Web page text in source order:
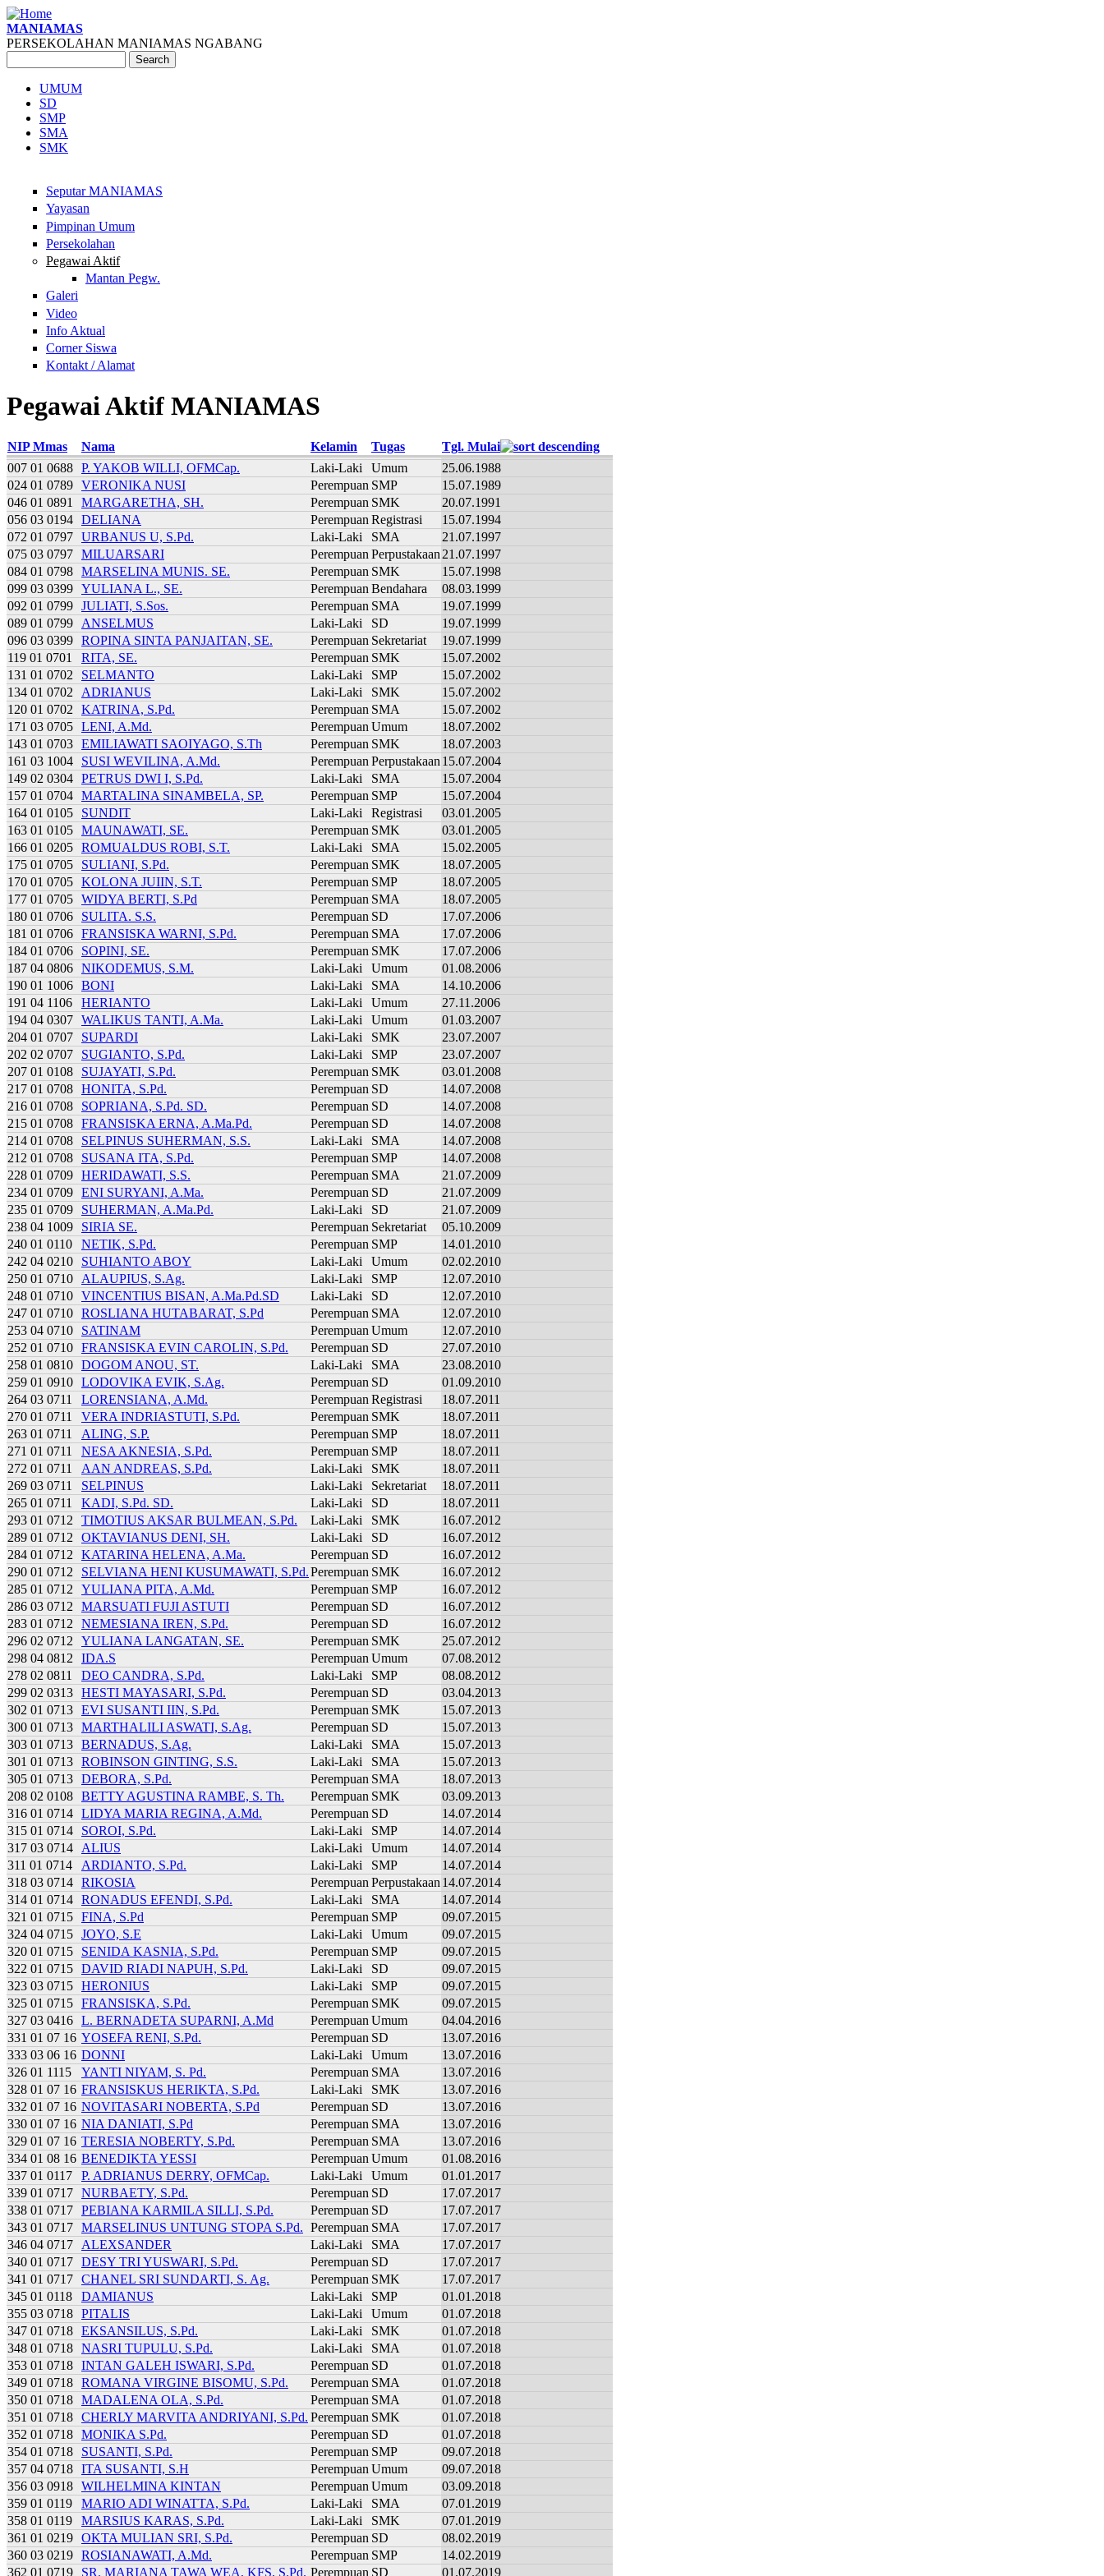
Skip to main content
MANIAMAS
PERSEKOLAHAN MANIAMAS NGABANG
Main menu
UMUM
SD
SMP
SMA
SMK
Seputar MANIAMAS
Yayasan
Pimpinan Umum
Persekolahan
Pegawai Aktif
Mantan Pegw.
Galeri
Video
Info Aktual
Corner Siswa
Kontakt / Alamat
Pegawai Aktif MANIAMAS
NIP Mmas Nama Kelamin Tugas
Tgl. Mulai
007 01 0688 P. YAKOB WILLI, OFMCap. Laki-Laki Umum
25.06.1988
024 01 0789 VERONIKA NUSI Perempuan SMP
15.07.1989
046 01 0891
MARGARETHA, SH. Perempuan SMK
20.07.1991
056 03 0194 DELIANA Perempuan Registrasi
15.07.1994
072 01 0797 URBANUS U, S.Pd. Laki-Laki SMA
21.07.1997
075 03 0797 MILUARSARI Perempuan Perpustakaan 21.07.1997
084 01 0798 MARSELINA MUNIS. SE. Perempuan SMK
15.07.1998
099 03 0399 YULIANA L., SE. Perempuan Bendahara
08.03.1999
092 01 0799 JULIATI, S.Sos. Perempuan SMA
19.07.1999
089 01 0799
ANSELMUS Laki-Laki SD
19.07.1999
096 03 0399 ROPINA SINTA PANJAITAN, SE. Perempuan Sekretariat
19.07.1999
119 01 0701
RITA, SE. Perempuan SMK
15.07.2002
131 01 0702
SELMANTO Laki-Laki SMP
15.07.2002
134 01 0702
ADRIANUS Laki-Laki SMK
15.07.2002
120 01 0702
KATRINA, S.Pd. Perempuan SMA
15.07.2002
171 03 0705 LENI, A.Md. Perempuan Umum
18.07.2002
143 01 0703 EMILIAWATI SAOIYAGO, S.Th Perempuan SMK
18.07.2003
161 03 1004
SUSI WEVILINA, A.Md. Perempuan Perpustakaan 15.07.2004
149 02 0304 PETRUS DWI I, S.Pd. Laki-Laki SMA
15.07.2004
157 01 0704 MARTALINA SINAMBELA, SP. Perempuan SMP
15.07.2004
164 01 0105
SUNDIT Laki-Laki Registrasi
03.01.2005
163 01 0105 MAUNAWATI, SE. Perempuan SMK
03.01.2005
166 01 0205 ROMUALDUS ROBI, S.T. Laki-Laki SMA
15.02.2005
175 01 0705
SULIANI, S.Pd. Perempuan SMK
18.07.2005
170 01 0705 KOLONA JUIIN, S.T. Perempuan SMP
18.07.2005
177 01 0705 WIDYA BERTI, S.Pd Perempuan SMA
18.07.2005
180 01 0706
SULITA. S.S. Perempuan SD
17.07.2006
181 01 0706 FRANSISKA WARNI, S.Pd. Perempuan SMA
17.07.2006
184 01 0706
SOPINI, SE. Perempuan SMK
17.07.2006
187 04 0806 NIKODEMUS, S.M. Laki-Laki Umum
01.08.2006
190 01 1006 BONI Laki-Laki SMA
14.10.2006
191 04 1106
HERIANTO Laki-Laki Umum
27.11.2006
194 04 0307 WALIKUS TANTI, A.Ma. Laki-Laki Umum
01.03.2007
204 01 0707
SUPARDI Laki-Laki SMK
23.07.2007
202 02 0707
SUGIANTO, S.Pd. Laki-Laki SMP
23.07.2007
207 01 0108
SUJAYATI, S.Pd. Perempuan SMK
03.01.2008
217 01 0708 HONITA, S.Pd. Perempuan SD
14.07.2008
216 01 0708
SOPRIANA, S.Pd. SD. Perempuan SD
14.07.2008
215 01 0708 FRANSISKA ERNA, A.Ma.Pd. Perempuan SD
14.07.2008
214 01 0708
SELPINUS SUHERMAN, S.S. Laki-Laki SMA
14.07.2008
212 01 0708
SUSANA ITA, S.Pd. Perempuan SMP
14.07.2008
228 01 0709 HERIDAWATI, S.S. Perempuan SMA
21.07.2009
234 01 0709 ENI SURYANI, A.Ma. Perempuan SD
21.07.2009
235 01 0709
SUHERMAN, A.Ma.Pd. Laki-Laki SD
21.07.2009
238 04 1009
SIRIA SE. Perempuan Sekretariat
05.10.2009
240 01 0110
NETIK, S.Pd. Perempuan SMP
14.01.2010
242 04 0210
SUHIANTO ABOY Laki-Laki Umum
02.02.2010
250 01 0710
ALAUPIUS, S.Ag. Laki-Laki SMP
12.07.2010
248 01 0710 VINCENTIUS BISAN, A.Ma.Pd.SD Laki-Laki SD
12.07.2010
247 01 0710 ROSLIANA HUTABARAT, S.Pd Perempuan SMA
12.07.2010
253 04 0710
SATINAM Perempuan Umum
12.07.2010
252 01 0710 FRANSISKA EVIN CAROLIN, S.Pd. Perempuan SD
27.07.2010
258 01 0810 DOGOM ANOU, ST. Laki-Laki SMA
23.08.2010
259 01 0910 LODOVIKA EVIK, S.Ag. Perempuan SD
01.09.2010
264 03 0711
LORENSIANA, A.Md. Perempuan Registrasi
18.07.2011
270 01 0711
VERA INDRIASTUTI, S.Pd. Perempuan SMK
18.07.2011
263 01 0711
ALING, S.P. Perempuan SMP
18.07.2011
271 01 0711
NESA AKNESIA, S.Pd. Perempuan SMP
18.07.2011
272 01 0711
AAN ANDREAS, S.Pd. Laki-Laki SMK
18.07.2011
269 03 0711
SELPINUS Laki-Laki Sekretariat
18.07.2011
265 01 0711
KADI, S.Pd. SD. Laki-Laki SD
18.07.2011
293 01 0712
TIMOTIUS AKSAR BULMEAN, S.Pd. Laki-Laki SMK
16.07.2012
289 01 0712
OKTAVIANUS DENI, SH. Laki-Laki SD
16.07.2012
284 01 0712
KATARINA HELENA, A.Ma. Perempuan SD
16.07.2012
290 01 0712
SELVIANA HENI KUSUMAWATI, S.Pd.Perempuan SMK
16.07.2012
285 01 0712
YULIANA PITA, A.Md. Perempuan SMP
16.07.2012
286 03 0712
MARSUATI FUJI ASTUTI Perempuan SD
16.07.2012
283 01 0712
NEMESIANA IREN, S.Pd. Perempuan SD
16.07.2012
296 02 0712
YULIANA LANGATAN, SE. Perempuan SMK
25.07.2012
298 04 0812
IDA.S Perempuan Umum
07.08.2012
278 02 0811
DEO CANDRA, S.Pd. Laki-Laki SMP
08.08.2012
299 02 0313 HESTI MAYASARI, S.Pd. Perempuan SD
03.04.2013
302 01 0713 EVI SUSANTI IIN, S.Pd. Perempuan SMK
15.07.2013
300 01 0713 MARTHALILI ASWATI, S.Ag. Perempuan SD
15.07.2013
303 01 0713 BERNADUS, S.Ag. Laki-Laki SMA
15.07.2013
301 01 0713 ROBINSON GINTING, S.S. Laki-Laki SMA
15.07.2013
305 01 0713 DEBORA, S.Pd. Perempuan SMA
18.07.2013
208 02 0108 BETTY AGUSTINA RAMBE, S. Th. Perempuan SMK
03.09.2013
316 01 0714 LIDYA MARIA REGINA, A.Md. Perempuan SD
14.07.2014
315 01 0714
SOROI, S.Pd. Laki-Laki SMP
14.07.2014
317 03 0714
ALIUS Laki-Laki Umum
14.07.2014
311 01 0714
ARDIANTO, S.Pd. Laki-Laki SMP
14.07.2014
318 03 0714 RIKOSIA Perempuan Perpustakaan 14.07.2014
314 01 0714 RONADUS EFENDI, S.Pd. Laki-Laki SMA
14.07.2014
321 01 0715 FINA, S.Pd Perempuan SMP
09.07.2015
324 04 0715 JOYO, S.E Laki-Laki Umum
09.07.2015
320 01 0715
SENIDA KASNIA, S.Pd. Perempuan SMP
09.07.2015
322 01 0715 DAVID RIADI NAPUH, S.Pd. Laki-Laki SD
09.07.2015
323 03 0715 HERONIUS Laki-Laki SMP
09.07.2015
325 01 0715 FRANSISKA, S.Pd. Perempuan SMK
09.07.2015
327 03 0416 L. BERNADETA SUPARNI, A.Md Perempuan Umum
04.04.2016
331 01 07 16 YOSEFA RENI, S.Pd. Perempuan SD
13.07.2016
333 03 06 16 DONNI Laki-Laki Umum
13.07.2016
326 01 1115
YANTI NIYAM, S. Pd. Perempuan SMA
13.07.2016
328 01 07 16 FRANSISKUS HERIKTA, S.Pd. Laki-Laki SMK
13.07.2016
332 01 07 16 NOVITASARI NOBERTA, S.Pd Perempuan SD
13.07.2016
330 01 07 16 NIA DANIATI, S.Pd Perempuan SMA
13.07.2016
329 01 07 16 TERESIA NOBERTY, S.Pd. Perempuan SMA
13.07.2016
334 01 08 16 BENEDIKTA YESSI Perempuan Umum
01.08.2016
337 01 0117
P. ADRIANUS DERRY, OFMCap. Laki-Laki Umum
01.01.2017
339 01 0717 NURBAETY, S.Pd. Perempuan SD
17.07.2017
338 01 0717 PEBIANA KARMILA SILLI, S.Pd. Perempuan SD
17.07.2017
343 01 0717 MARSELINUS UNTUNG STOPA S.Pd. Perempuan SMA
17.07.2017
346 04 0717
ALEXSANDER Laki-Laki SMA
17.07.2017
340 01 0717 DESY TRI YUSWARI, S.Pd. Perempuan SD
17.07.2017
341 01 0717 CHANEL SRI SUNDARTI, S. Ag. Perempuan SMK
17.07.2017
345 01 0118
DAMIANUS Laki-Laki SMP
01.01.2018
355 03 0718 PITALIS Laki-Laki Umum
01.07.2018
347 01 0718 EKSANSILUS, S.Pd. Laki-Laki SMK
01.07.2018
348 01 0718 NASRI TUPULU, S.Pd. Laki-Laki SMA
01.07.2018
353 01 0718 INTAN GALEH ISWARI, S.Pd. Perempuan SD
01.07.2018
349 01 0718 ROMANA VIRGINE BISOMU, S.Pd. Perempuan SMA
01.07.2018
350 01 0718 MADALENA OLA, S.Pd. Perempuan SMA
01.07.2018
351 01 0718 CHERLY MARVITA ANDRIYANI, S.Pd. Perempuan SMK
01.07.2018
352 01 0718 MONIKA S.Pd. Perempuan SD
01.07.2018
354 01 0718
SUSANTI, S.Pd. Perempuan SMP
09.07.2018
357 04 0718 ITA SUSANTI, S.H Perempuan Umum
09.07.2018
356 03 0918 WILHELMINA KINTAN Perempuan Umum
03.09.2018
359 01 0119
MARIO ADI WINATTA, S.Pd. Laki-Laki SMA
07.01.2019
358 01 0119
MARSIUS KARAS, S.Pd. Laki-Laki SMK
07.01.2019
361 01 0219 OKTA MULIAN SRI, S.Pd. Perempuan SD
08.02.2019
360 03 0219 ROSIANAWATI, A.Md. Perempuan SMP
14.02.2019
362 01 0719
SR. MARIANA TAWA WEA, KFS, S.Pd. Perempuan SD 01.07.2019